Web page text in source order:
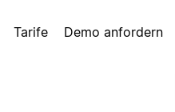
Tarife Demo anfordern